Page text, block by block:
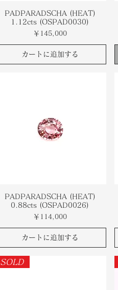
PADPARADSCHA (HEAT)
1.12cts (OSPAD0030)
価格
￥145,000
カートに追加する
PADPARADSCHA (HEAT)
0.88cts (OSPAD0026)
価格
￥114,000
カートに追加する
SOLD